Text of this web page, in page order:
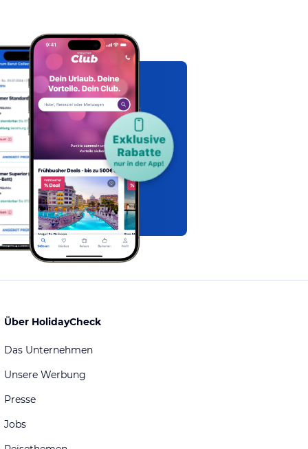
Über HolidayCheck
Das Unternehmen
Unsere Werbung
Presse
Jobs